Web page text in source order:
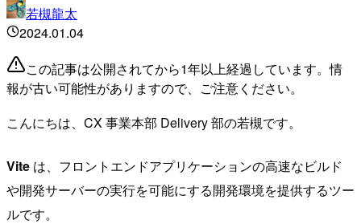
若槻龍太
2024.01.04
この記事は公開されてから1年以上経過しています。情
報が古い可能性がありますので、ご注意ください。
こんにちは、CX 事業本部 Delivery 部の若槻です。
Vite は、フロントエンドアプリケーションの高速なビルド
や開発サーバーの実行を可能にする開発環境を提供するツー
ルです。